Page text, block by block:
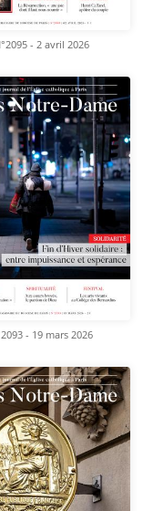
- 2 avril 2026
- 19 mars 2026